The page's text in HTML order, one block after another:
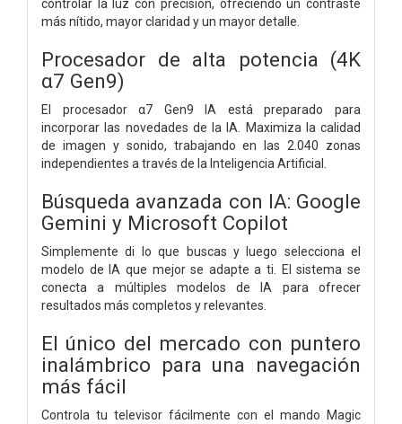
controlar la luz con precisión, ofreciendo un contraste
más nítido, mayor claridad y un mayor detalle.
Procesador de alta potencia (4K
α7 Gen9)
El procesador α7 Gen9 IA está preparado para
incorporar las novedades de la IA. Maximiza la calidad
de imagen y sonido, trabajando en las 2.040 zonas
independientes a través de la Inteligencia Artificial.
Búsqueda avanzada con IA: Google
Gemini y Microsoft Copilot
Simplemente di lo que buscas y luego selecciona el
modelo de IA que mejor se adapte a ti. El sistema se
conecta a múltiples modelos de IA para ofrecer
resultados más completos y relevantes.
El único del mercado con puntero
inalámbrico para una navegación
más fácil
Controla tu televisor fácilmente con el mando Magic